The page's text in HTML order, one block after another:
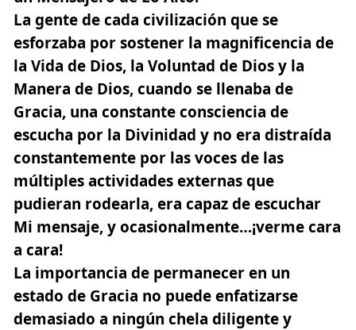
La gente de cada civilización que se
esforzaba por sostener la magnificencia de
la Vida de Dios, la Voluntad de Dios y la
Manera de Dios, cuando se llenaba de
Gracia, una constante consciencia de
escucha por la Divinidad y no era distraída
constantemente por las voces de las
múltiples actividades externas que
pudieran rodearla, era capaz de escuchar
Mi mensaje, y ocasionalmente…¡verme cara
a cara!
La importancia de permanecer en un
estado de Gracia no puede enfatizarse
demasiado a ningún chela diligente y